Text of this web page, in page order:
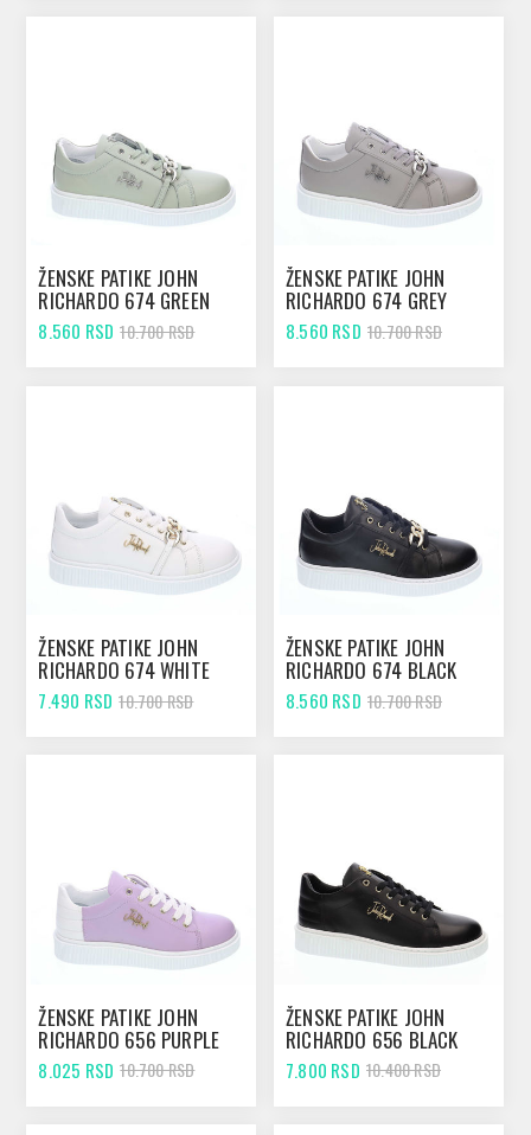
ŽENSKE PATIKE JOHN
RICHARDO 674 GREEN
8.560 RSD 10.700 RSD
ŽENSKE PATIKE JOHN
RICHARDO 674 GREY
8.560 RSD 10.700 RSD
ŽENSKE PATIKE JOHN
RICHARDO 674 WHITE
7.490 RSD 10.700 RSD
ŽENSKE PATIKE JOHN
RICHARDO 674 BLACK
8.560 RSD 10.700 RSD
ŽENSKE PATIKE JOHN
RICHARDO 656 PURPLE
8.025 RSD 10.700 RSD
ŽENSKE PATIKE JOHN
RICHARDO 656 BLACK
7.800 RSD 10.400 RSD